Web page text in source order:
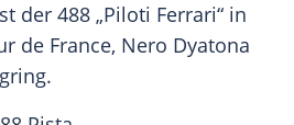
der 488 „Piloti Ferrari“ in
de France, Nero Dyatona
.